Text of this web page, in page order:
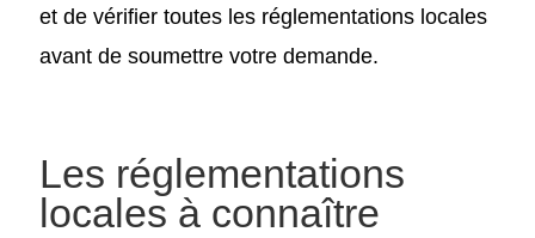
et de vérifier toutes les réglementations locales
avant de soumettre votre demande.
Les réglementations
locales à connaître